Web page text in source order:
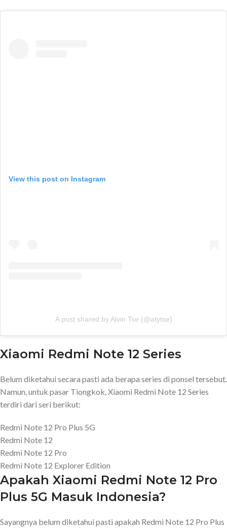
View this post on Instagram
A post shared by Alvin Tse (@atytse)
Xiaomi Redmi Note 12 Series
Belum diketahui secara pasti ada berapa series di ponsel tersebut.
Namun, untuk pasar Tiongkok, Xiaomi Redmi Note 12 Series
terdiri dari seri berikut:
Redmi Note 12 Pro Plus 5G
Redmi Note 12
Redmi Note 12 Pro
Redmi Note 12 Explorer Edition
Apakah Xiaomi Redmi Note 12 Pro
Plus 5G Masuk Indonesia?
Sayangnya belum diketahui pasti apakah Redmi Note 12 Pro Plus